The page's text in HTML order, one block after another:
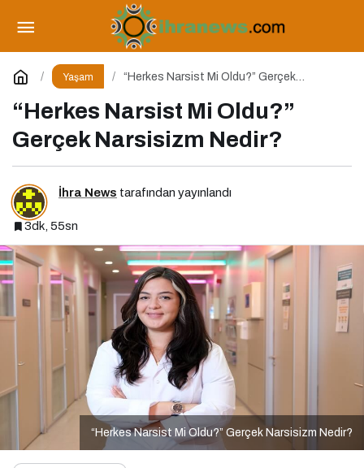
Yaşam
“Herkes Narsist Mi Oldu?” Gerçek
“Herkes Narsist Mi Oldu?”
Gerçek Narsisizm Nedir?
İhra News tarafından yayınlandı
3dk, 55sn
“Herkes Narsist Mi Oldu?” Gerçek Narsisizm Nedir?
Zorlu PSM’de Sanat Dolu Bir Hafta
Yorum Yap